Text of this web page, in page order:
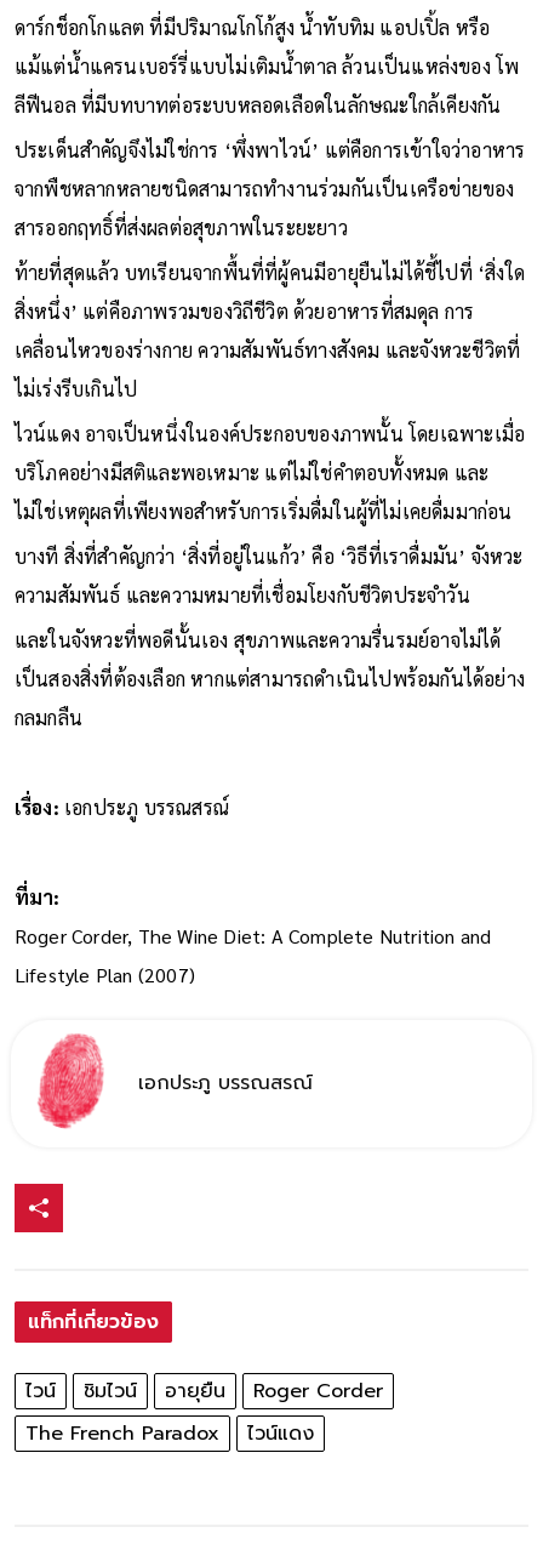
ดาร์กช็อกโกแลต ที่มีปริมาณโกโก้สูง น้ำทับทิม แอปเปิ้ล หรือ
แม้แต่น้ำแครนเบอร์รี่แบบไม่เติมน้ำตาล ล้วนเป็นแหล่งของ โพ
ลีฟีนอล ที่มีบทบาทต่อระบบหลอดเลือดในลักษณะใกล้เคียงกัน
ประเด็นสำคัญจึงไม่ใช่การ ‘พึ่งพาไวน์’ แต่คือการเข้าใจว่าอาหาร
จากพืชหลากหลายชนิดสามารถทำงานร่วมกันเป็นเครือข่ายของ
สารออกฤทธิ์ที่ส่งผลต่อสุขภาพในระยะยาว
ท้ายที่สุดแล้ว บทเรียนจากพื้นที่ที่ผู้คนมีอายุยืนไม่ได้ชี้ไปที่ ‘สิ่งใด
สิ่งหนึ่ง’ แต่คือภาพรวมของวิถีชีวิต ด้วยอาหารที่สมดุล การ
เคลื่อนไหวของร่างกาย ความสัมพันธ์ทางสังคม และจังหวะชีวิตที่
ไม่เร่งรีบเกินไป
ไวน์แดง อาจเป็นหนึ่งในองค์ประกอบของภาพนั้น โดยเฉพาะเมื่อ
บริโภคอย่างมีสติและพอเหมาะ แต่ไม่ใช่คำตอบทั้งหมด และ
ไม่ใช่เหตุผลที่เพียงพอสำหรับการเริ่มดื่มในผู้ที่ไม่เคยดื่มมาก่อน
บางที สิ่งที่สำคัญกว่า ‘สิ่งที่อยู่ในแก้ว’ คือ ‘วิธีที่เราดื่มมัน’ จังหวะ
ความสัมพันธ์ และความหมายที่เชื่อมโยงกับชีวิตประจำวัน
และในจังหวะที่พอดีนั้นเอง สุขภาพและความรื่นรมย์อาจไม่ได้
เป็นสองสิ่งที่ต้องเลือก หากแต่สามารถดำเนินไปพร้อมกันได้อย่าง
กลมกลืน
เรื่อง: เอกประภู บรรณสรณ์
ที่มา:
Roger Corder, The Wine Diet: A Complete Nutrition and
Lifestyle Plan (2007)
เอกประภู บรรณสรณ์
แท็กที่เกี่ยวข้อง
ไวน์ ชิมไวน์ อายุยืน
Roger Corder
The French Paradox
ไวน์แดง